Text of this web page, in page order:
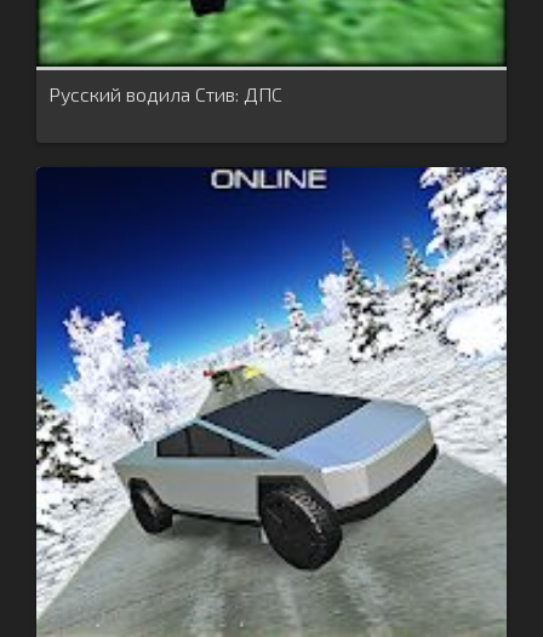
Русский водила Стив: ДПС